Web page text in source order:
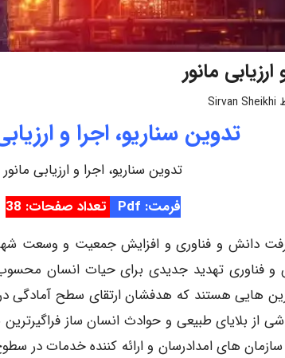
مانور
Sirvan Sheikhi
تدوین سناریو، اجرا و
تدوین سناریو، اجرا و ارزیابی مانور
فرمت: Pdf
تعداد صفحات: 38
دانش و فناوری و افزایش جمعیت و وسعت
و فناوری تهدید جدیدی برای حیات انسان
هایی هستند که هدفشان ارتقای سطح آمادگی
از بلایای طبیعی و حوادث انسان ساز
سازمان های امدادرسان و ارائه کننده خدمات در